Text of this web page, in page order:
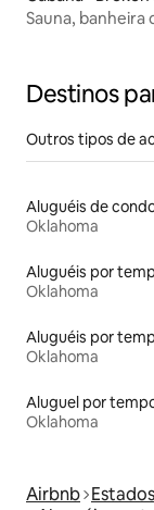
Sauna, banheira
Destinos
Outros tipos de
Aluguéis de
Oklahoma
Oklahoma
Oklahoma
Oklahoma
Airbnb